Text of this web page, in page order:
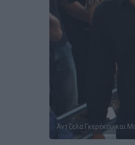
Άντζελα Γκερέκου και